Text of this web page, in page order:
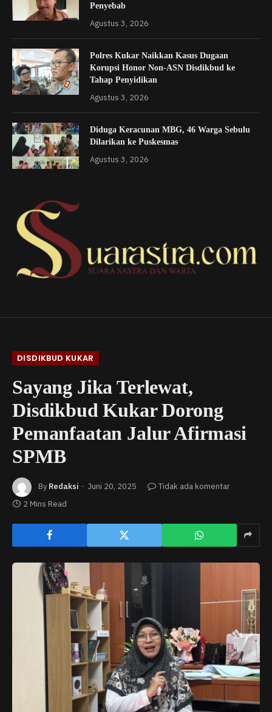
Penyebab
Agustus 3, 2026
Polres Kukar Naikkan Kasus Dugaan
Korupsi Honor Non-ASN Disdikbud ke
Tahap Penyidikan
Agustus 3, 2026
Diduga Keracunan MBG, 46 Warga Sebulu
Dilarikan ke Puskesmas
Agustus 3, 2026
DISDIKBUD KUKAR
Sayang Jika Terlewat,
Disdikbud Kukar Dorong
Pemanfaatan Jalur Afirmasi
SPMB
By Redaksi Juni 20, 2025
Tidak ada komentar
2 Mins Read